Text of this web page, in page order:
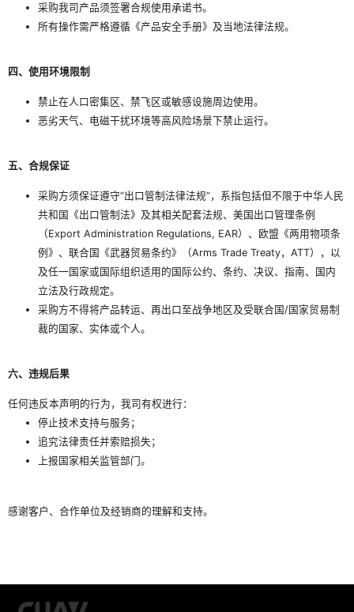
采购我司产品须签署合规使用承诺书。
所有操作需严格遵循《产品安全手册》及当地法律法规。
‌四、使用环境限制‌
禁止在人口密集区、禁飞区或敏感设施周边使用。
恶劣天气、电磁干扰环境等高风险场景下禁止运行。
五、合规保证
采购方须保证遵守“出口管制法律法规”，系指包括但不限于中华人民
共和国《出口管制法》及其相关配套法规、美国出口管理条例
（Export Administration Regulations, EAR）、欧盟《两用物项条
例》、联合国《武器贸易条约》（Arms Trade Treaty，ATT），以
及任一国家或国际组织适用的国际公约、条约、决议、指南、国内
立法及行政规定。
采购方不得将产品转运、再出口至战争地区及受联合国/国家贸易制
裁的国家、实体或个人。
六、违规后果‌
任何违反本声明的行为，我司有权进行：
停止技术支持与服务；
追究法律责任并索赔损失；
上报国家相关监管部门。
感谢客户、合作单位及经销商的理解和支持。